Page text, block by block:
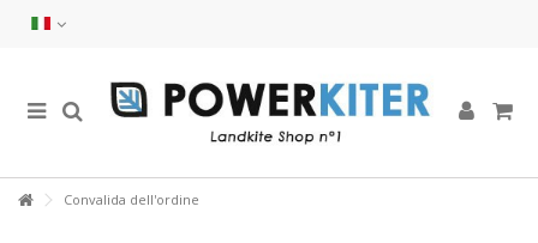
Convalida dell'ordine